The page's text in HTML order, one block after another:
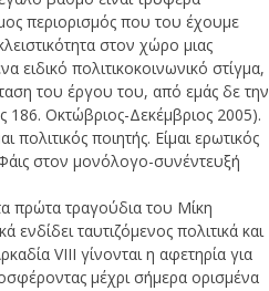
περιορισμός που του έχουμε
στον χώρο μιας
ειδικό πολιτικοκοινωνικό στίγμα,
του έργου του, από εμάς δε την
186. Οκτώβριος-Δεκέμβριος 2005).
ποιητής. Είμαι ερωτικός
στον μονόλογο-συνέντευξή
πρώτα τραγούδια του Μίκη
ταυτιζόμενος πολιτικά και
VΙΙΙ γίνονται η αφετηρία για
μέχρι σήμερα ορισμένα